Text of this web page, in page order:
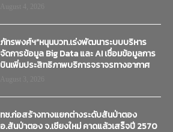
ภัทรพงศ์ฯ”หนุนบวท.เร่งพัฒนาระบบบริหาร
จัดการข้อมูล Big Data และ AI เชื่อมข้อมูลการ
บินเพิ่มประสิทธิภาพบริการจราจรทางอากาศ
ทช.ก่อสร้างทางแยกต่างระดับสันป่าตอง
อ.สันป่าตอง จ.เชียงใหม่ คาดแล้วเสร็จปี 2570